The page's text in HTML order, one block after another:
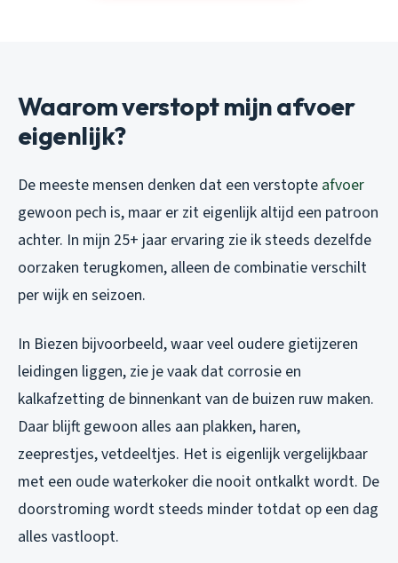
Waarom verstopt mijn afvoer
eigenlijk?
De meeste mensen denken dat een verstopte afvoer
gewoon pech is, maar er zit eigenlijk altijd een patroon
achter. In mijn 25+ jaar ervaring zie ik steeds dezelfde
oorzaken terugkomen, alleen de combinatie verschilt
per wijk en seizoen.
In Biezen bijvoorbeeld, waar veel oudere gietijzeren
leidingen liggen, zie je vaak dat corrosie en
kalkafzetting de binnenkant van de buizen ruw maken.
Daar blijft gewoon alles aan plakken, haren,
zeeprestjes, vetdeeltjes. Het is eigenlijk vergelijkbaar
met een oude waterkoker die nooit ontkalkt wordt. De
doorstroming wordt steeds minder totdat op een dag
alles vastloopt.